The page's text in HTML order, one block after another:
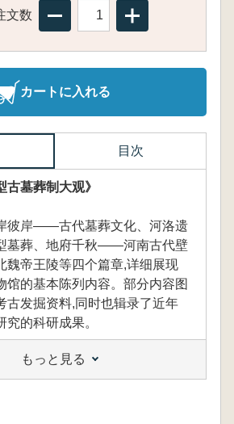
文数
カートに入れる
目次
古墓葬制大观》
彼岸——古代墓葬文化、河洛遗
葬、地府千秋——河南古代壁
魏帝王陵等四个篇章,详细展现
馆的基本陈列内容。部分内容图
古发掘资料,同时也辑录了近年
的科研成果。
岸――古代墓葬文化」、「河
典型墓葬」、「地府千秋――河
もっと見る